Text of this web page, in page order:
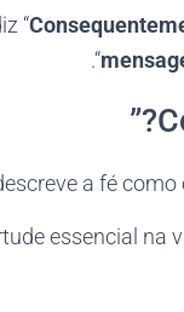
“
“.
a fé
essencial na